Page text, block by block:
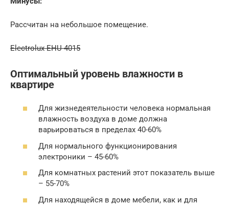
Рассчитан на небольшое помещение.
Electrolux EHU-4015
Оптимальный уровень влажности в
квартире
Для жизнедеятельности человека нормальная
влажность воздуха в доме должна
варьироваться в пределах 40-60%
Для нормального функционирования
электроники – 45-60%
Для комнатных растений этот показатель выше
– 55-70%
Для находящейся в доме мебели, как и для